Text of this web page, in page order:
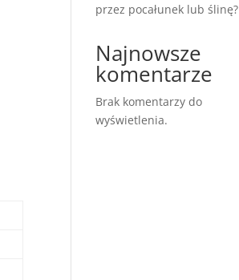
przez pocałunek lub ślinę?
Najnowsze
komentarze
Brak komentarzy do
wyświetlenia.